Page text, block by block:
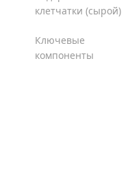
клетчатки (сырой)
Ключевые
компоненты